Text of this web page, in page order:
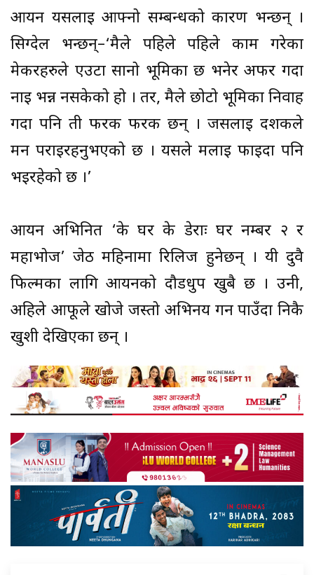
आर्यन यसलाई आफ्नो सम्बन्धको कारण भन्छन् ।
सिग्देल भन्छन्–‘मैले पहिले पहिले काम गरेका
मेकरहरुले एउटा सानो भूमिका छ भनेर अफर गर्दा
नाई भन्न नसकेको हो । तर, मैले छोटो भूमिका निर्वाह
गर्दा पनि ती फरक फरक छन् । जसलाई दर्शकले
मन पराइरहनुभएको छ । यसले मलाई फाइदा पनि
भइरहेको छ ।’
आर्यन अभिनित ‘के घर के डेराः घर नम्बर २ र
महाभोज’ जेठ महिनामा रिलिज हुनेछन् । यी दुवै
फिल्मका लागि आर्यनको दौडधुप खुबै छ । उनी,
अहिले आफूले खोजे जस्तो अभिनय गर्न पाउँदा निकै
खुशी देखिएका छन् ।